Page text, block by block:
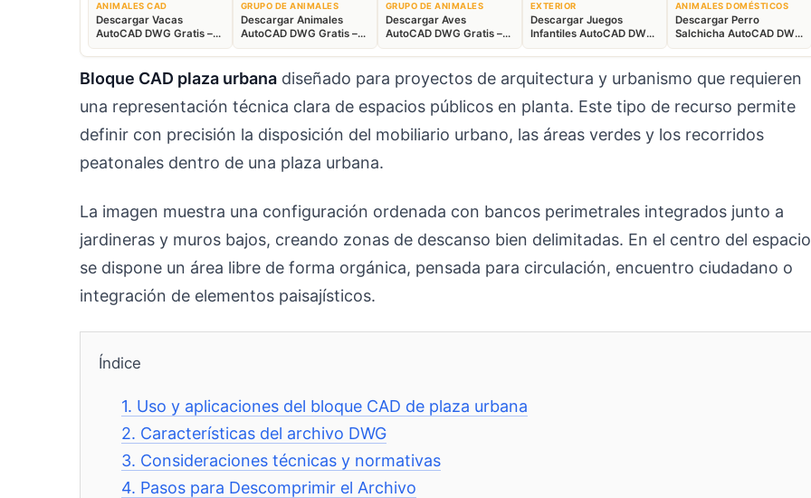
ANIMALES CAD
Descargar Vacas
AutoCAD DWG Gratis –
Bloques Ganaderos 2D
GRUPO DE ANIMALES
Descargar Animales
AutoCAD DWG Gratis –
Fauna 2D CAD
GRUPO DE ANIMALES
Descargar Aves
AutoCAD DWG Gratis –
Bloques Animales 2D
EXTERIOR
Descargar Juegos
Infantiles AutoCAD DWG
Gratis – Parque 2D
ANIMALES DOMÉSTICOS
Descargar Perro
Salchicha AutoCAD DWG
Gratis – Bloque 2D
Bloque CAD plaza urbana diseñado para proyectos de arquitectura y urbanismo que requieren
una representación técnica clara de espacios públicos en planta. Este tipo de recurso permite
definir con precisión la disposición del mobiliario urbano, las áreas verdes y los recorridos
peatonales dentro de una plaza urbana.
La imagen muestra una configuración ordenada con bancos perimetrales integrados junto a
jardineras y muros bajos, creando zonas de descanso bien delimitadas. En el centro del espacio
se dispone un área libre de forma orgánica, pensada para circulación, encuentro ciudadano o
integración de elementos paisajísticos.
Índice
1. Uso y aplicaciones del bloque CAD de plaza urbana
2. Características del archivo DWG
3. Consideraciones técnicas y normativas
4. Pasos para Descomprimir el Archivo